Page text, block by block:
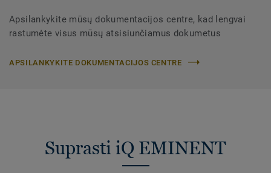
Apsilankykite mūsų dokumentacijos centre, kad lengvai
rastumėte visus mūsų atsisiunčiamus dokumetus
APSILANKYKITE DOKUMENTACIJOS CENTRE
Suprasti iQ EMINENT